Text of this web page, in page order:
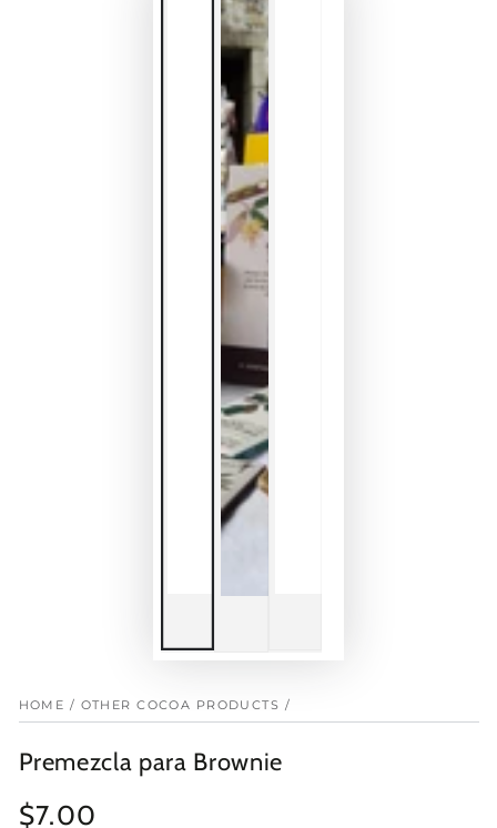
HOME / OTHER COCOA PRODUCTS /
Premezcla para Brownie
Regular
$7.00